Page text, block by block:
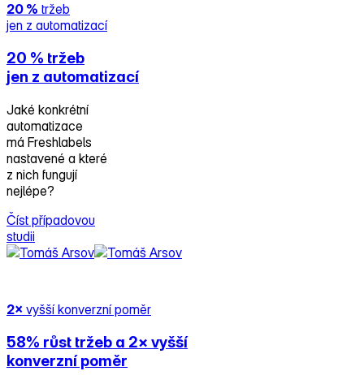
20 % tržeb
jen z automatizací
20 % tržeb
jen z automatizací
Jaké konkrétní
automatizace
má Freshlabels
nastavené a které
z nich fungují
nejlépe?
Číst případovou
studii
2× vyšší konverzní poměr
58% růst tržeb a 2× vyšší
konverzní poměr